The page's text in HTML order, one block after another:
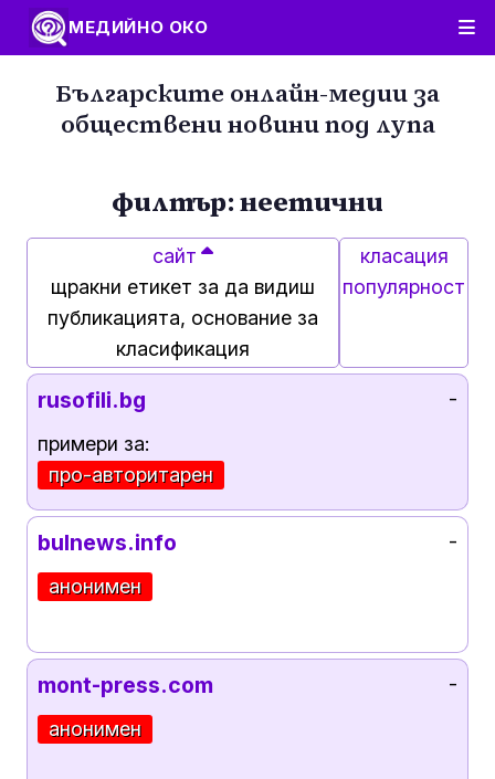
МЕДИЙНО ОКО
Българските онлайн-медии за
обществени новини под лупа
филтър: неетични
сайт
щракни етикет за да видиш
публикацията, основание за
класификация
класация
популярност
rusofili.bg
примери за:
про-авторитарен
-
bulnews.info
анонимен
-
mont-press.com
анонимен
-